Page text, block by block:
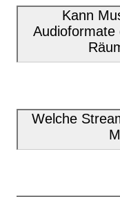
Kann
Audioformate
Welche